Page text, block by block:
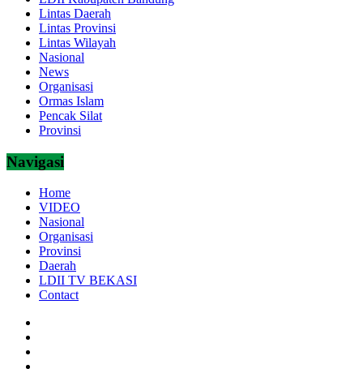
Lintas Daerah
Lintas Provinsi
Lintas Wilayah
Nasional
News
Organisasi
Ormas Islam
Pencak Silat
Provinsi
Navigasi
Home
VIDEO
Nasional
Organisasi
Provinsi
Daerah
LDII TV BEKASI
Contact